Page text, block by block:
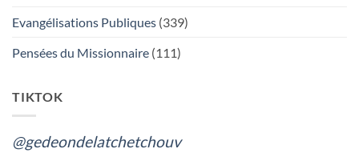
FUNERAILLES,
TON
Evangélisations Publiques (339)
Pensées du Missionnaire (111)
TIKTOK
@gedeondelatchetchouv